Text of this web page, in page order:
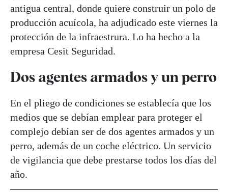
antigua central, donde quiere construir un polo de
producción acuícola, ha adjudicado este viernes la
protección de la infraestrura. Lo ha hecho a la
empresa Cesit Seguridad.
Dos agentes armados y un perro
En el pliego de condiciones se establecía que los
medios que se debían emplear para proteger el
complejo debían ser de dos agentes armados y un
perro, además de un coche eléctrico. Un servicio
de vigilancia que debe prestarse todos los días del
año.